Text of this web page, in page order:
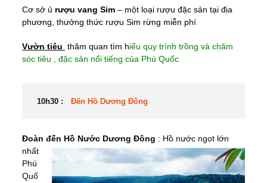
Cơ sở ủ rượu vang Sim – một loại rượu đặc sản tại địa
phương, thưởng thức rượu Sim rừng miễn phí
Vườn tiêu thăm quan tìm hiểu quy trình trồng và chăm
sóc tiêu , đặc sản nổi tiếng của Phú Quốc
10h30 : Đến Hồ Dương Đông
Đoàn đến Hồ Nước Dương Đông : Hồ nước ngọt lớn
nhất
Phú
Quố